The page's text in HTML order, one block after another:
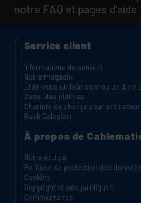
notre FAQ et pages d'aide
Service client
Informations de contact
Notre magasin
Êtes-vous un fabricant ou un
Canal des plaintes
Chariots de charge pour
Rack Dolapları
À propos de
Notre équipe
Politique de protection des
Cookies
Copyright et avis juridiques
Commentaires